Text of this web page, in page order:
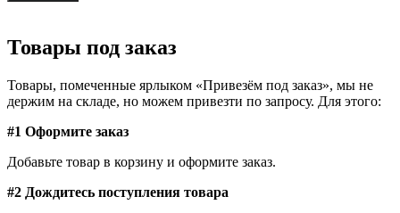
Товары под заказ
Товары, помеченные ярлыком «Привезём под заказ», мы не
держим на складе, но можем привезти по запросу. Для этого:
#1 Оформите заказ
Добавьте товар в корзину и оформите заказ.
#2 Дождитесь поступления товара